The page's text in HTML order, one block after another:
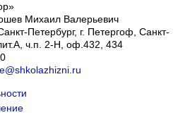
Михаил Валерьевич
Петербург, г. Петергоф, Санкт-
ч.п. 2-Н, оф.432, 434